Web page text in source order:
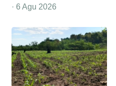
6 Agu 2026